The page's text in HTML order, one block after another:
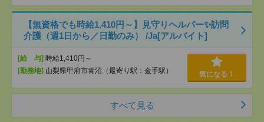
【無資格でも時給1,410円～】見守りヘルパー✨訪問
介護（週1日から／日勤のみ） /Ja[アルバイト]
[給 与] 時給1,410円～
[勤務地] 山梨県甲府市青沼（最寄り駅：金手駅） 気になる！
すべて見る